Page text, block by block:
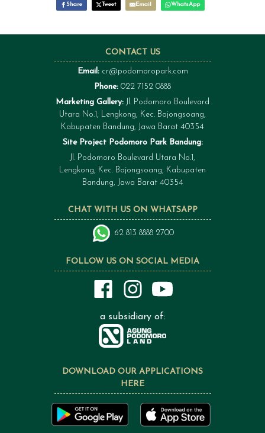
Share Tweet Email WhatsApp
FOLLOW US ON SOCIAL MEDIA
a subsidiary of:
CHAT WITH US ON WHATSAPP
62 813 8888 2700
DOWNLOAD OUR APPLICATIONS
HERE
CONTACT US
Email: cr@podomoropark.com
Phone: 022 7152 0888
Marketing Gallery: Jl. Podomoro Boulevard
Utara No.1, Lengkong, Kec. Bojongsoang,
Kabupaten Bandung, Jawa Barat 40354
Site Project Podomoro Park Bandung:
Jl. Podomoro Boulevard Utara No.1,
Lengkong, Kec. Bojongsoang, Kabupaten
Bandung, Jawa Barat 40354